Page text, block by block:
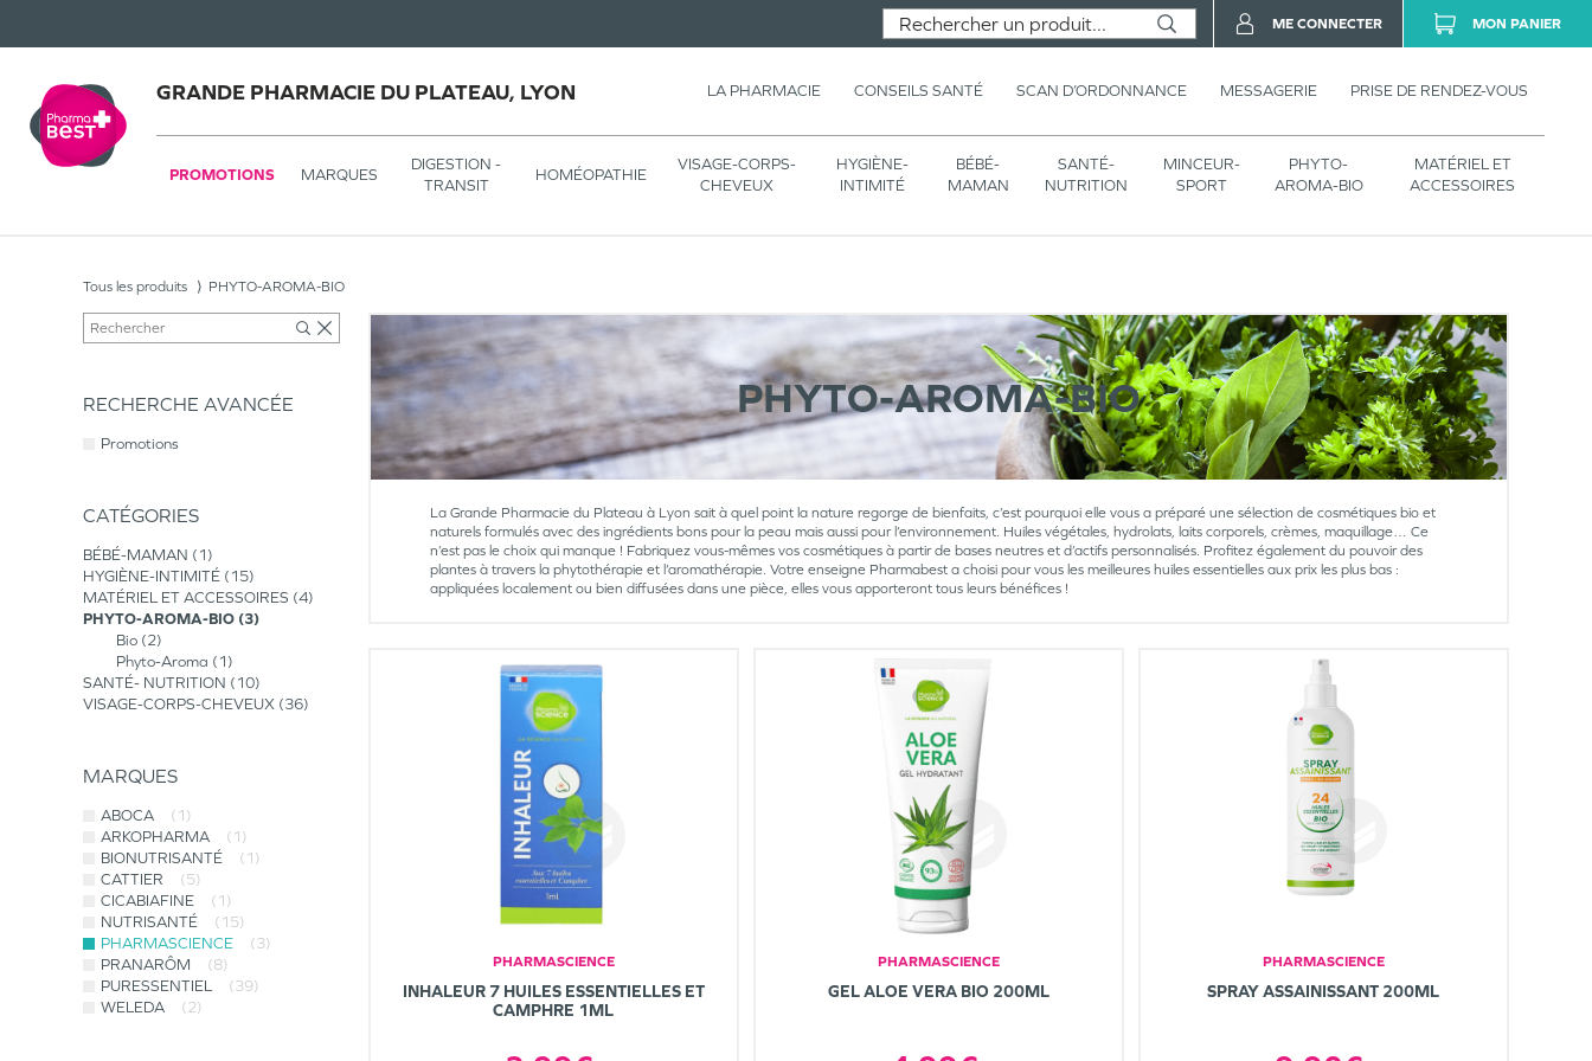
GRANDE PHARMACIE DU PLATEAU, LYON LA PHARMACIE CONSEILS SANTÉ SCAN D’ORDONNANCE MESSAGERIE PRISE DE RENDEZ-VOUS
PROMOTIONS MARQUES
DIGESTION -
TRANSIT
HOMÉOPATHIE
VISAGE-CORPS-
CHEVEUX
HYGIÈNE-
INTIMITÉ
BÉBÉ-
MAMAN
SANTÉ-
NUTRITION
MINCEUR-
SPORT
PHYTO-
AROMA-BIO
MATÉRIEL ET
ACCESSOIRES
ME CONNECTER MON PANIER
Tous les produits PHYTO-AROMA-BIO
RECHERCHE AVANCÉE
Promotions
CATÉGORIES
BÉBÉ-MAMAN
1
HYGIÈNE-INTIMITÉ
15
MATÉRIEL ET ACCESSOIRES 4
PHYTO-AROMA-BIO 3
Bio 2
Phyto-Aroma
1
SANTÉ- NUTRITION
10
VISAGE-CORPS-CHEVEUX 36
MARQUES
ABOCA
(1)
ARKOPHARMA
(1)
BIONUTRISANTÉ
(1)
CATTIER
(5)
CICABIAFINE
(1)
NUTRISANTÉ
(15)
PHARMASCIENCE
(3)
PRANARÔM
(8)
PURESSENTIEL
(39)
WELEDA
(2)
PHYTO-AROMA-BIO
La Grande Pharmacie du Plateau à Lyon sait à quel point la nature regorge de bienfaits, c’est pourquoi elle vous a préparé une sélection de cosmétiques bio et
naturels formulés avec des ingrédients bons pour la peau mais aussi pour l’environnement. Huiles végétales, hydrolats, laits corporels, crèmes, maquillage… Ce
n’est pas le choix qui manque ! Fabriquez vous-mêmes vos cosmétiques à partir de bases neutres et d’actifs personnalisés. Profitez également du pouvoir des
plantes à travers la phytothérapie et l’aromathérapie. Votre enseigne Pharmabest a choisi pour vous les meilleures huiles essentielles aux prix les plus bas :
appliquées localement ou bien diffusées dans une pièce, elles vous apporteront tous leurs bénéfices !
PHARMASCIENCE
INHALEUR 7 HUILES ESSENTIELLES ET
CAMPHRE 1ML
PHARMASCIENCE
GEL ALOE VERA BIO 200ML
PHARMASCIENCE
SPRAY ASSAINISSANT 200ML